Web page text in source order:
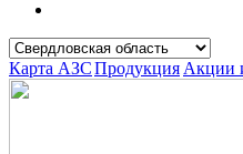
Карта АЗСПродукция Акции